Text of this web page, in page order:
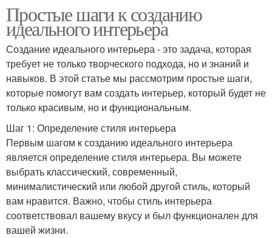
Простые шаги к созданию
идеального интерьера
Создание идеального интерьера - это задача, которая
требует не только творческого подхода, но и знаний и
навыков. В этой статье мы рассмотрим простые шаги,
которые помогут вам создать интерьер, который будет не
только красивым, но и функциональным.
Шаг 1: Определение стиля интерьера
Первым шагом к созданию идеального интерьера
является определение стиля интерьера. Вы можете
выбрать классический, современный,
минималистический или любой другой стиль, который
вам нравится. Важно, чтобы стиль интерьера
соответствовал вашему вкусу и был функционален для
вашей жизни.